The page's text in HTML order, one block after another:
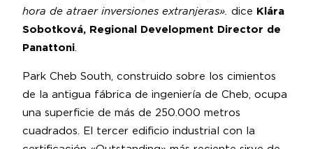
hora de atraer inversiones extranjeras». dice Klára
Sobotková, Regional Development Director de
Panattoni.
Park Cheb South, construido sobre los cimientos
de la antigua fábrica de ingeniería de Cheb, ocupa
una superficie de más de 250.000 metros
cuadrados. El tercer edificio industrial con la